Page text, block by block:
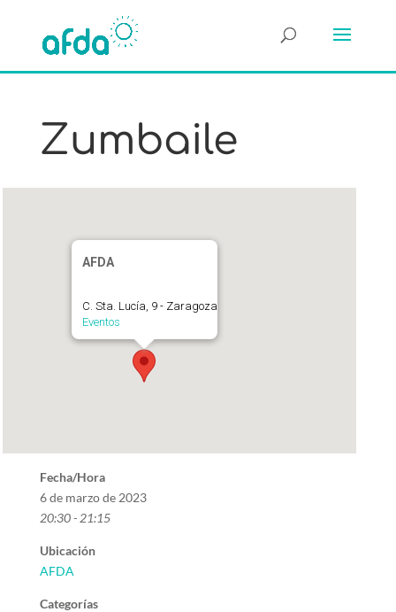
Zumbaile
AFDA
C. Sta. Lucía, 9 - Zaragoza
Eventos
Fecha/Hora
6 de marzo de 2023
20:30 - 21:15
Ubicación
AFDA
Categorías